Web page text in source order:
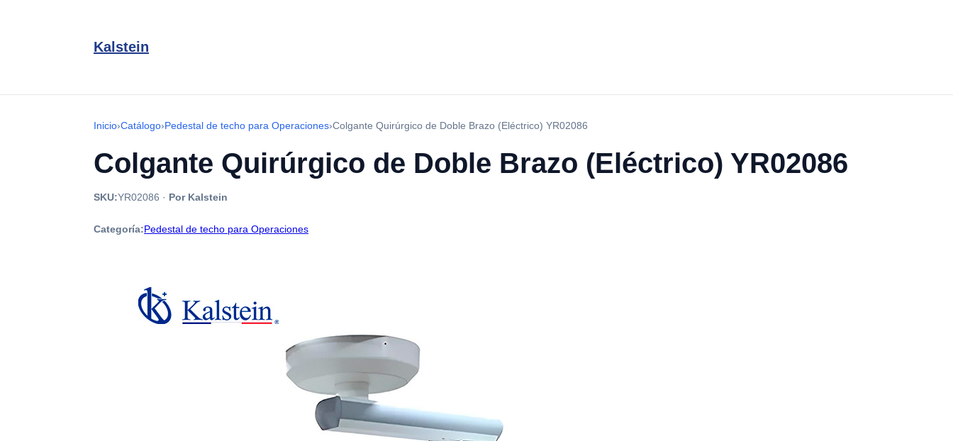
Kalstein
Inicio›Catálogo›Pedestal de techo para Operaciones›Colgante Quirúrgico de Doble Brazo (Eléctrico) YR02086
Colgante Quirúrgico de Doble Brazo (Eléctrico) YR02086
SKU:YR02086 · Por Kalstein
Categoría:Pedestal de techo para Operaciones